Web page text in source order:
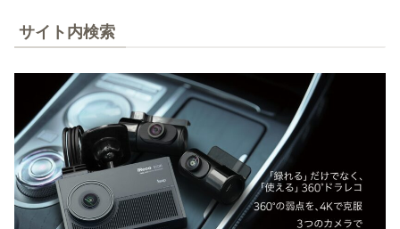
サイト内検索